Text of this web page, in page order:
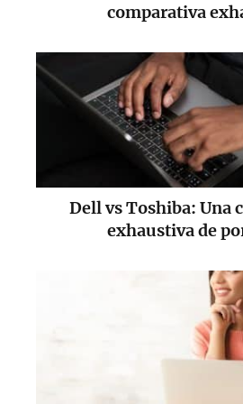
comparativa
Dell vs Toshiba: Una
exhaustiva de